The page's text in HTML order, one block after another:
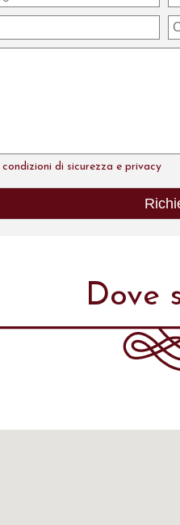
condizioni di sicurezza e privacy
Dove